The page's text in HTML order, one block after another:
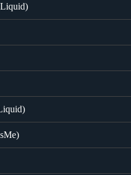
Liquid)